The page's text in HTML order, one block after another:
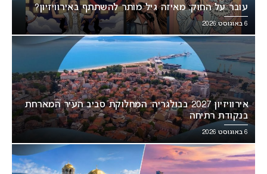
עובר על החוק: מאיזה גיל מותר להשתתף באירוויזיון?
6 באוגוסט 2026
אירוויזיון 2027 בבולגריה: המחלוקת סביב העיר המארחת
בנקודת רתיחה
6 באוגוסט 2026